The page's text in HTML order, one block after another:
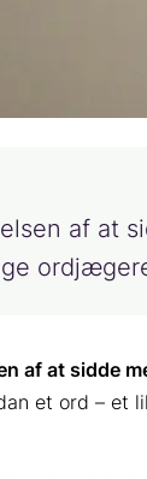
af at
af at sidde
et ord – et